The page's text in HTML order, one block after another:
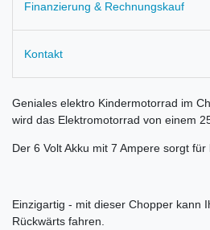
Finanzierung & Rechnungskauf
Kontakt
Geniales elektro Kindermotorrad im
wird das Elektromotorrad von einem
Der 6 Volt Akku mit 7 Ampere sorgt für
Einzigartig - mit dieser Chopper kann
Rückwärts fahren.